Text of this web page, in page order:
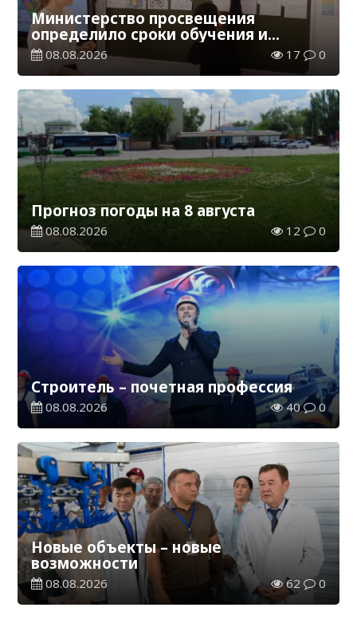
Министерство просвещения
определило сроки обучения и
каникул на 2026-2027 учебный год
08.08.2026 17 0
Прогноз погоды на 8 августа
08.08.2026 12 0
Строитель – почетная профессия
08.08.2026 40 0
Новые объекты – новые
возможности
08.08.2026 62 0